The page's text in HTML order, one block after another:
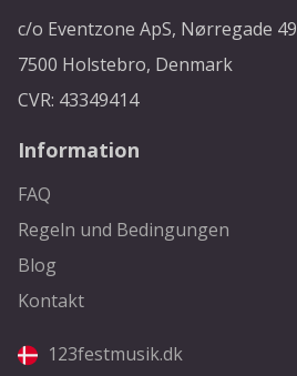
c/o Eventzone ApS, Nørregade 49
7500 Holstebro, Denmark
CVR: 43349414
Information
FAQ
Regeln und Bedingungen
Blog
Kontakt
123festmusik.dk